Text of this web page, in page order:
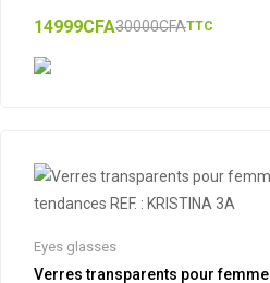
30000CFA
14999CFA TTC
Eyes glasses
Verres transparents pour